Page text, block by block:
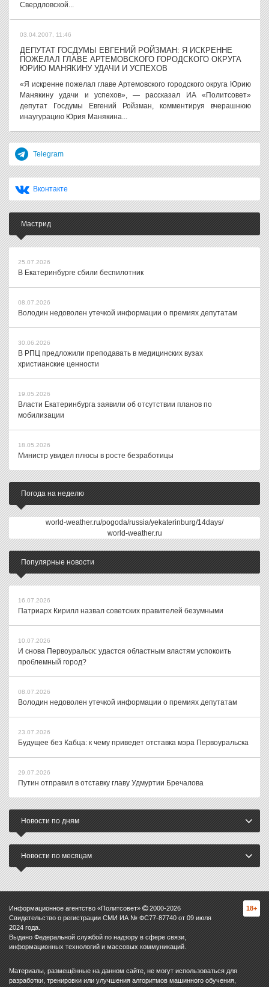
Свердловской...
03.04.2007, 11:46
ДЕПУТАТ ГОСДУМЫ ЕВГЕНИЙ РОЙЗМАН: Я ИСКРЕННЕ
ПОЖЕЛАЛ ГЛАВЕ АРТЕМОВСКОГО ГОРОДСКОГО ОКРУГА
ЮРИЮ МАНЯКИНУ УДАЧИ И УСПЕХОВ
«Я искренне пожелал главе Артемовского городского округа Юрию
Манякину удачи и успехов», — рассказал ИА «Политсовет»
депутат Госдумы Евгений Ройзман, комментируя вчерашнюю
инаугурацию Юрия Манякина...
Telegram
Вконтакте
Мастрид
25.07.2026
В Екатеринбурге сбили беспилотник
08.07.2026
Володин недоволен утечкой информации о премиях депутатам
30.06.2026
В РПЦ предложили преподавать в медицинских вузах
христианские ценности
19.05.2026
Власти Екатеринбурга заявили об отсутствии планов по
мобилизации
18.05.2026
Министр увидел плюсы в росте безработицы
Погода на неделю
world-weather.ru/pogoda/russia/yekaterinburg/14days/
world-weather.ru
Популярные новости
16.07.2026
Патриарх Кирилл назвал советских правителей безумными
10.07.2026
И снова Первоуральск: удастся областным властям успокоить
проблемный город?
08.07.2026
Володин недоволен утечкой информации о премиях депутатам
23.07.2026
Будущее без Кабца: к чему приведет отставка мэра Первоуральска
29.07.2026
Путин отправил в отставку главу Удмуртии Бречалова
Новости по дням
Новости по месяцам
Информационное агентство «Политсовет» 2000-2026
Свидетельство о регистрации СМИ ИА № ФС77-87740 от 09 июля
2024 года.
Выдано Федеральной службой по надзору в сфере связи,
информационных технологий и массовых коммуникаций.
18+
Материалы, размещённые на данном сайте, не могут использоваться для
разработки, тренировки или улучшения алгоритмов машинного обучения,